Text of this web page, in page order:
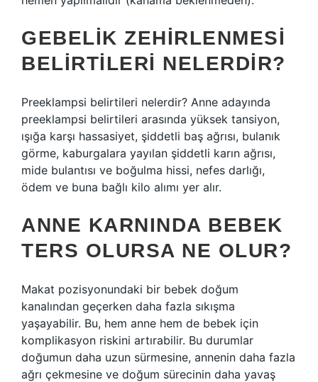
GEBELIK ZEHIRLENMESI
BELIRTILERI NELERDIR?
Preeklampsi belirtileri nelerdir? Anne adayında
preeklampsi belirtileri arasında yüksek tansiyon,
ışığa karşı hassasiyet, şiddetli baş ağrısı, bulanık
görme, kaburgalara yayılan şiddetli karın ağrısı,
mide bulantısı ve boğulma hissi, nefes darlığı,
ödem ve buna bağlı kilo alımı yer alır.
ANNE KARNINDA BEBEK
TERS OLURSA NE OLUR?
Makat pozisyonundaki bir bebek doğum
kanalından geçerken daha fazla sıkışma
yaşayabilir. Bu, hem anne hem de bebek için
komplikasyon riskini artırabilir. Bu durumlar
doğumun daha uzun sürmesine, annenin daha fazla
ağrı çekmesine ve doğum sürecinin daha yavaş